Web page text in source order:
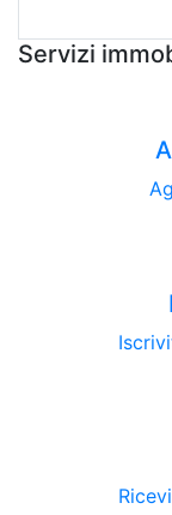
Servizi